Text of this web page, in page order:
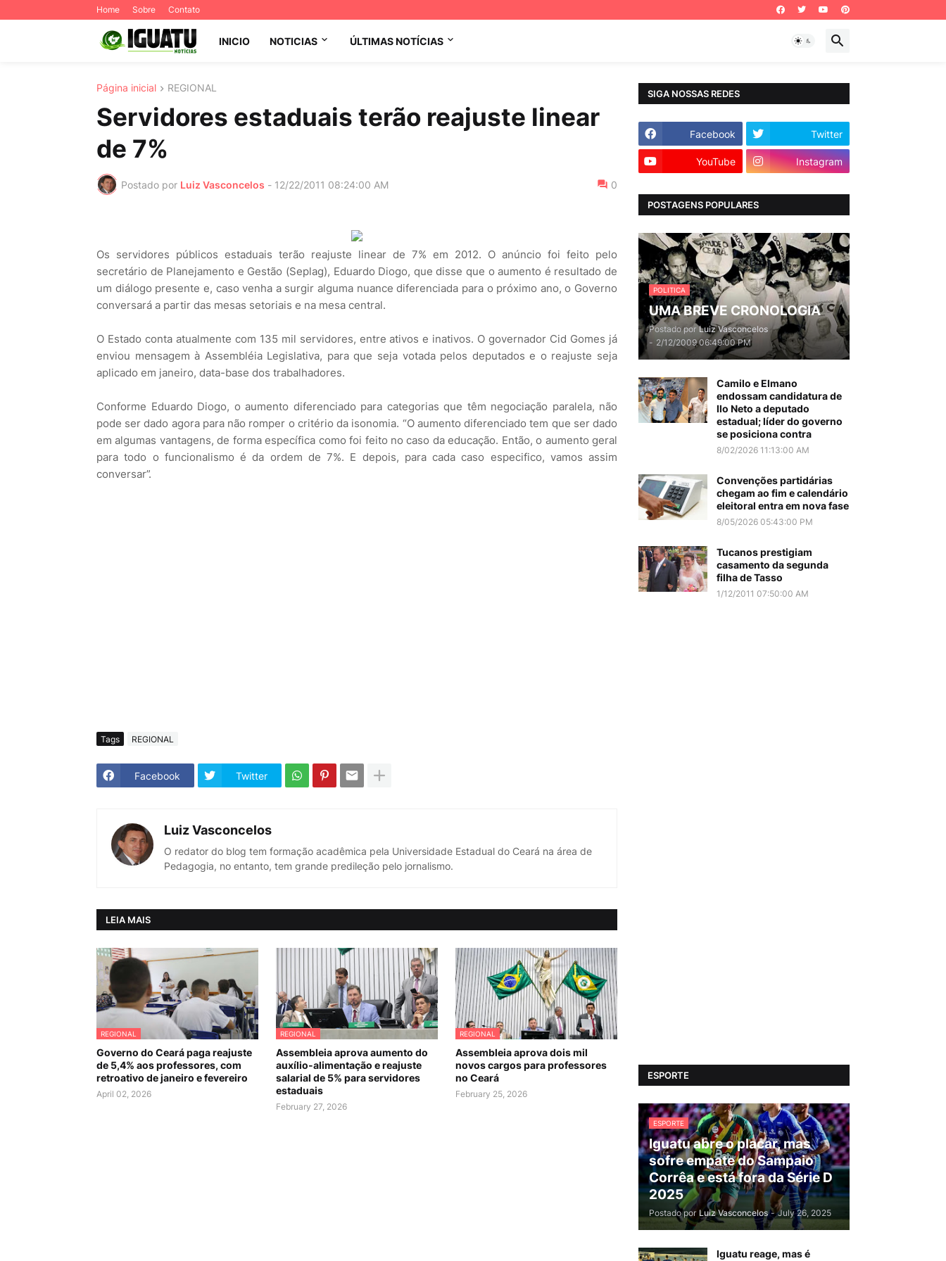
Home Sobre Contato
INICIO NOTICIAS ÚLTIMAS NOTÍCIAS
Página inicial REGIONAL
Servidores estaduais terão reajuste linear
de 7%
Postado por Luiz Vasconcelos - 12/22/2011 08:24:00 AM 0
Os servidores públicos estaduais terão reajuste linear de 7% em 2012. O anúncio foi feito pelo
secretário de Planejamento e Gestão (Seplag), Eduardo Diogo, que disse que o aumento é resultado de
um diálogo presente e, caso venha a surgir alguma nuance diferenciada para o próximo ano, o Governo
conversará a partir das mesas setoriais e na mesa central.
O Estado conta atualmente com 135 mil servidores, entre ativos e inativos. O governador Cid Gomes já
enviou mensagem à Assembléia Legislativa, para que seja votada pelos deputados e o reajuste seja
aplicado em janeiro, data-base dos trabalhadores.
Conforme Eduardo Diogo, o aumento diferenciado para categorias que têm negociação paralela, não
pode ser dado agora para não romper o critério da isonomia. “O aumento diferenciado tem que ser dado
em algumas vantagens, de forma específica como foi feito no caso da educação. Então, o aumento geral
para todo o funcionalismo é da ordem de 7%. E depois, para cada caso especifico, vamos assim
conversar”.
Tags REGIONAL
Facebook Twitter
Luiz Vasconcelos
O redator do blog tem formação acadêmica pela Universidade Estadual do Ceará na área de
Pedagogia, no entanto, tem grande predileção pelo jornalismo.
LEIA MAIS
REGIONAL
Governo do Ceará paga reajuste
de 5,4% aos professores, com
retroativo de janeiro e fevereiro
April 02, 2026
REGIONAL
Assembleia aprova aumento do
auxílio-alimentação e reajuste
salarial de 5% para servidores
estaduais
February 27, 2026
REGIONAL
Assembleia aprova dois mil
novos cargos para professores
no Ceará
February 25, 2026
SIGA NOSSAS REDES
Facebook Twitter
YouTube Instagram
POSTAGENS POPULARES
POLITICA
UMA BREVE CRONOLOGIA
Postado por Luiz Vasconcelos
- 2/12/2009 06:49:00 PM
Camilo e Elmano
endossam candidatura de
Ilo Neto a deputado
estadual; líder do governo
se posiciona contra
8/02/2026 11:13:00 AM
Convenções partidárias
chegam ao fim e calendário
eleitoral entra em nova fase
8/05/2026 05:43:00 PM
Tucanos prestigiam
casamento da segunda
filha de Tasso
1/12/2011 07:50:00 AM
ESPORTE
ESPORTE
Iguatu abre o placar, mas
sofre empate do Sampaio
Corrêa e está fora da Série D
2025
Postado por Luiz Vasconcelos - July 26, 2025
Iguatu reage, mas é